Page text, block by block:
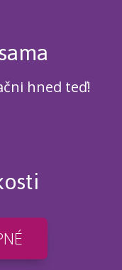
hned teď!